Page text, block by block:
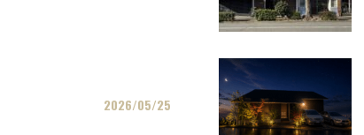
2026/05/25